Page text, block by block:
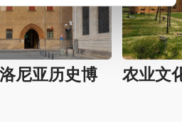
尼亚历史博
农业文